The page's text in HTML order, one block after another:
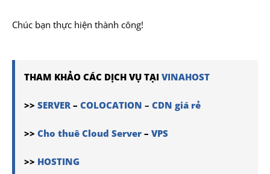
Chúc bạn thực hiện thành công!
THAM KHẢO CÁC DỊCH VỤ TẠI VINAHOST
>> SERVER – COLOCATION – CDN giá rẻ
>> Cho thuê Cloud Server – VPS
>> HOSTING